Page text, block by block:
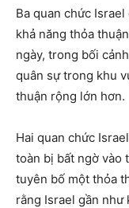
Ba quan chức
khả năng thỏa
ngày, trong bối
quân sự trong khu
thuận rộng lớn hơn.
Hai quan chức
toàn bị bất ngờ vào
tuyên bố một thỏa
rằng Israel gần